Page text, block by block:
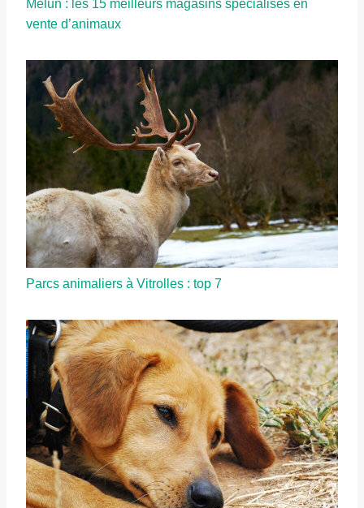
Melun : les 15 meilleurs magasins spécialisés en
vente d’animaux
Parcs animaliers à Vitrolles : top 7